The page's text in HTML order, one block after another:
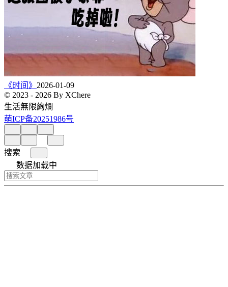
《时间》 2026-01-09
© 2023 - 2026 By XChere
生活無限絢爛
萌ICP备20251986号
搜索
数据加载中